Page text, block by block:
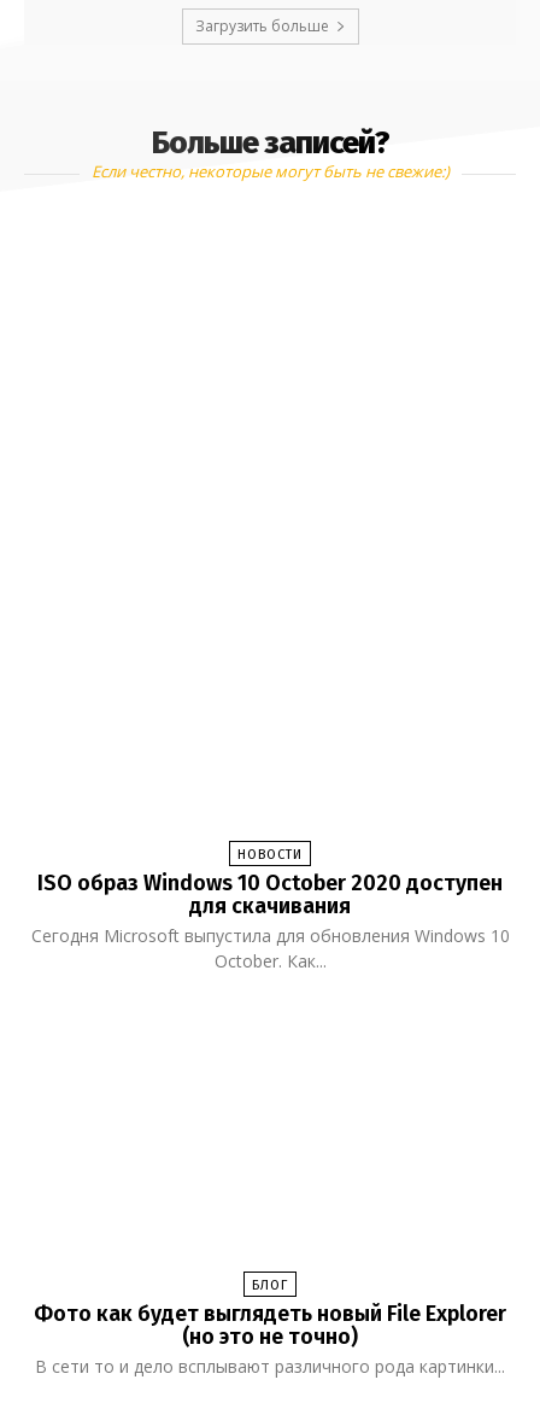
Загрузить больше
Больше записей?
Если честно, некоторые могут быть не свежие:)
НОВОСТИ
ISO образ Windows 10 October 2020 доступен
для скачивания
Сегодня Microsoft выпустила для обновления Windows 10
October. Как...
БЛОГ
Фото как будет выглядеть новый File Explorer
(но это не точно)
В сети то и дело всплывают различного рода картинки...